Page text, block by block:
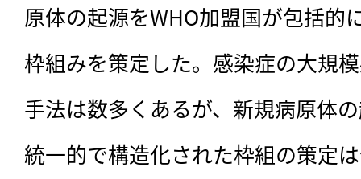
原体の起源をWHO加盟国が包括的
枠組みを策定した。感染症の大規
手法は数多くあるが、新規病原体
統一的で構造化された枠組の策定